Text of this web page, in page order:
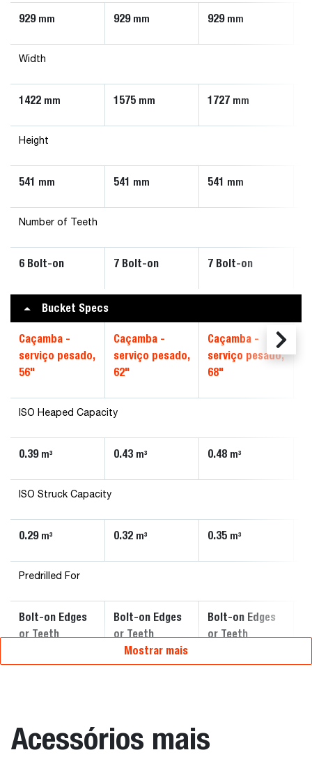
929 mm 929 mm 929 mm
Width
1422 mm 1575 mm 1727 mm
Height
541 mm 541 mm 541 mm
Number of Teeth
6 Bolt-on 7 Bolt-on 7 Bolt-on
Bucket Specs
Caçamba -
serviço pesado,
56"
Caçamba -
serviço pesado,
62"
Caçamba -
serviço pesado,
68"
ISO Heaped Capacity
0.39 m³ 0.43 m³ 0.48 m³
ISO Struck Capacity
0.29 m³ 0.32 m³ 0.35 m³
Predrilled For
Bolt-on Edges
or Teeth
Bolt-on Edges
or Teeth
Bolt-on Edges
or Teeth
Mostrar mais
Acessórios mais